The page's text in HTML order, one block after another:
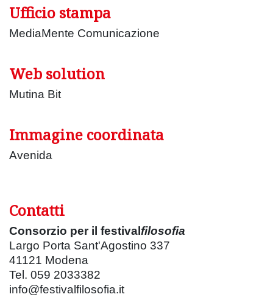
Ufficio stampa
MediaMente Comunicazione
Web solution
Mutina Bit
Immagine coordinata
Avenida
Contatti
Consorzio per il festival filosofia
Largo Porta Sant'Agostino 337
41121 Modena
Tel. 059 2033382
info@festivalfilosofia.it